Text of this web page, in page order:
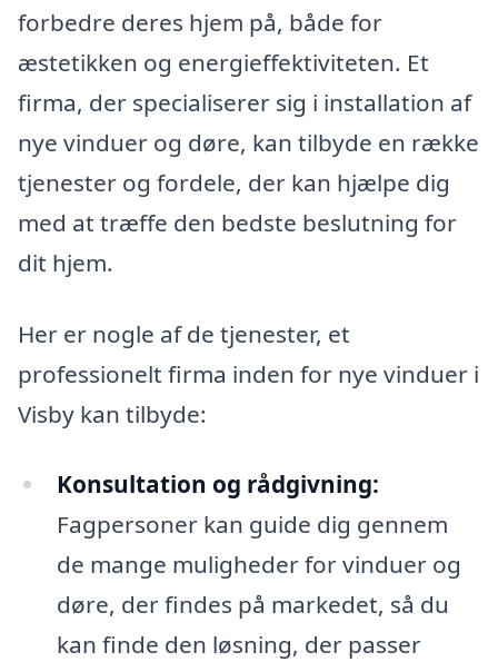
forbedre deres hjem på, både for
æstetikken og energieffektiviteten. Et
firma, der specialiserer sig i installation af
nye vinduer og døre, kan tilbyde en række
tjenester og fordele, der kan hjælpe dig
med at træffe den bedste beslutning for
dit hjem.
Her er nogle af de tjenester, et
professionelt firma inden for nye vinduer i
Visby kan tilbyde:
Konsultation og rådgivning:
Fagpersoner kan guide dig gennem
de mange muligheder for vinduer og
døre, der findes på markedet, så du
kan finde den løsning, der passer